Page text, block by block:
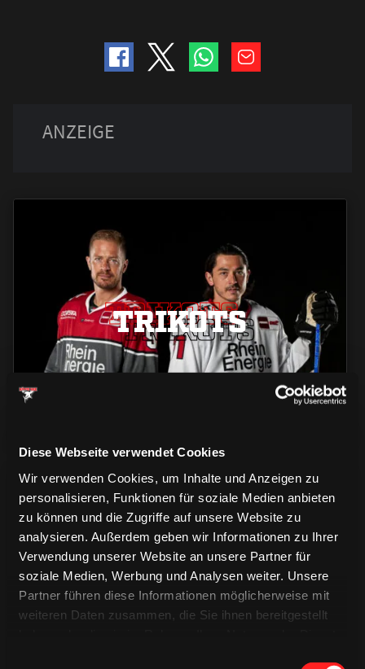
Diese Webseite verwendet Cookies
Wir verwenden Cookies, um Inhalte und Anzeigen zu
personalisieren, Funktionen für soziale Medien anbieten
zu können und die Zugriffe auf unsere Website zu
analysieren. Außerdem geben wir Informationen zu Ihrer
Verwendung unserer Website an unsere Partner für
soziale Medien, Werbung und Analysen weiter. Unsere
Partner führen diese Informationen möglicherweise mit
weiteren Daten zusammen, die Sie ihnen bereitgestellt
TRIKOTS
TRIKOTS
TRIKOTS
CAPS & CO
CAPS & CO
CAPS & CO